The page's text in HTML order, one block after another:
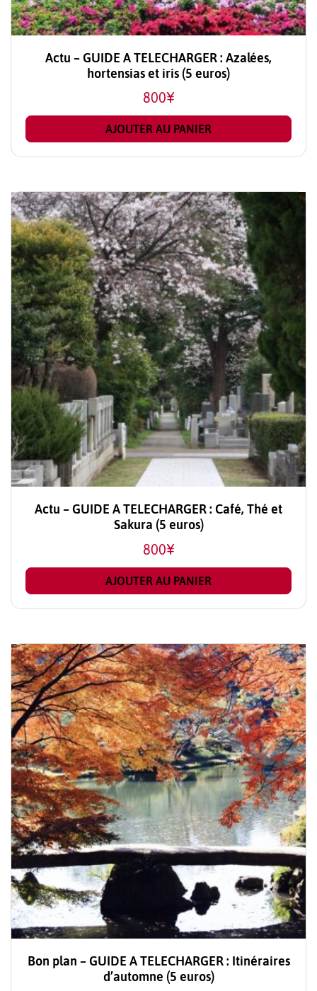
Actu – GUIDE A TELECHARGER : Azalées,
hortensias et iris (5 euros)
800¥
AJOUTER AU PANIER
Actu – GUIDE A TELECHARGER : Café, Thé et
Sakura (5 euros)
800¥
AJOUTER AU PANIER
Bon plan – GUIDE A TELECHARGER : Itinéraires
d’automne (5 euros)